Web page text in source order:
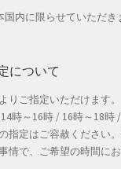
内に限らせていただき
について
りご指定いただけます。
時～16時 / 16時～18時
指定はご容赦ください
情で、ご希望の時間に